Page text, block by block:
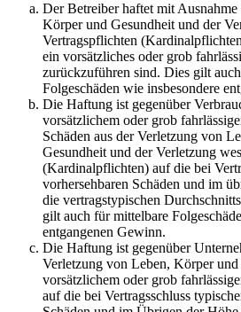
Der Betreiber haftet mit
Körper und Gesundheit und der
Vertragspflichten
ein vorsätzliches oder grob
zurückzuführen sind. Dies gilt
Folgeschäden wie insbesondere
Die Haftung ist gegenüber
vorsätzlichem oder grob
Schäden aus der Verletzung von
Gesundheit und der Verletzung
(Kardinalpflichten) auf die bei
vorhersehbaren Schäden und im
die vertragstypischen
gilt auch für mittelbare
entgangenen Gewinn.
Die Haftung ist gegenüber
Verletzung von Leben, Körper und
vorsätzlichem oder grob
auf die bei Vertragsschluss